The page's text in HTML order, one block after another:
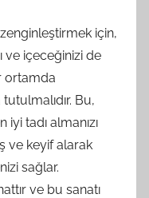
için,
ve içeceğinizi de
ortamda
Bu,
tadı almanızı
ve keyif alarak
sağlar.
ve bu sanatı